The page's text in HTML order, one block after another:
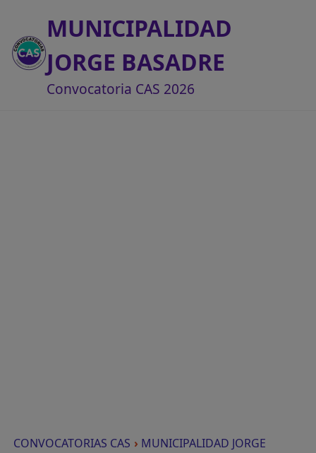
MUNICIPALIDAD
JORGE BASADRE
Convocatoria CAS 2026
CONVOCATORIAS CAS › MUNICIPALIDAD JORGE